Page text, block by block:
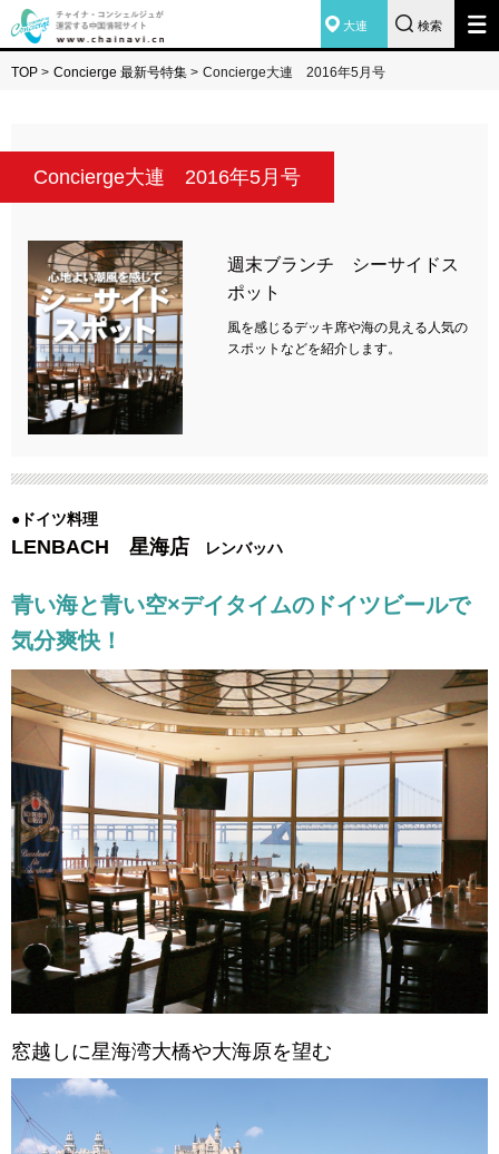
大連 検索
TOP > Concierge 最新号特集 > Concierge大連 2016年5月号
Concierge大連 2016年5月号
週末ブランチ シーサイドス
ポット
風を感じるデッキ席や海の見える人気の
スポットなどを紹介します。
●ドイツ料理
LENBACH 星海店 レンバッハ
青い海と青い空×デイタイムのドイツビールで
気分爽快！
窓越しに星海湾大橋や大海原を望む